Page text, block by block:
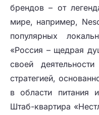
брендов – от
мире, например,
популярных
«Россия – щедрая
своей
стратегией,
в области питания
Штаб-квартира